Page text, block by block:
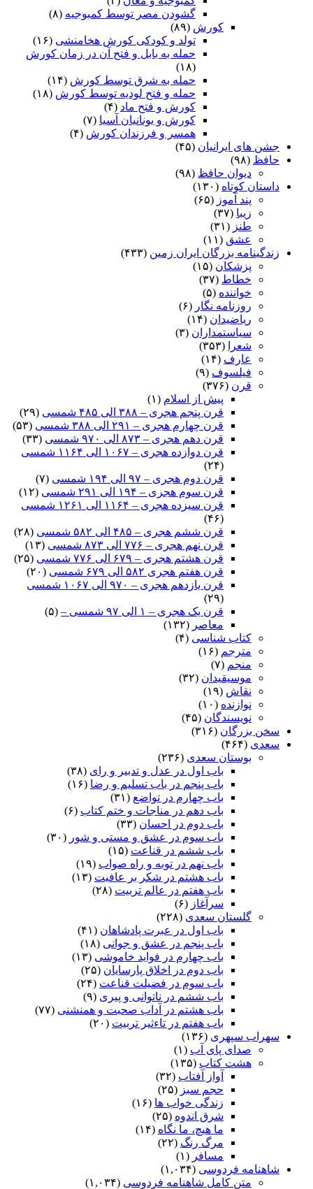
گشودن مصر توسط کمبوجیه (۸)
کورش (۸۹)
تولد و کودکی کورش هخامنشی (۱۶)
حمله به بابل و فتح آن در زمان کورش
(۱۸)
حمله به شرق توسط کورش (۱۴)
حمله و فتح لودیه توسط کورش (۱۸)
کورش و فتح ماد (۴)
کورش و یونانیان آسیا (۷)
همسر و فرزندان کورش (۴)
جشن های ایرانیان (۴۵)
حافظ (۹۸)
دیوان حافظ (۹۸)
داستان کوتاه (۱۳۰)
پند آموز (۶۵)
زیبا (۳۷)
طنز (۳۱)
عشق (۱۱)
زندگینامه بزرگان ایران زمین (۴۳۳)
پزشکان (۱۵)
خطاط (۳۷)
خواننده (۵)
روزنامه نگار (۶)
ریاضیدان (۱۴)
سیاستمداران (۳)
شعرا
(۳۵۳)
عارف (۱۴)
فیلسوف (۹)
قرن (۳۷۶)
پیش از اسلام (۱)
قرن پنجم هجری – ۳۸۸ الی ۴۸۵ شمسی
(۲۹)
قرن چهارم هجری – ۲۹۱ الی ۳۸۸ شمسی
(۵۳)
قرن دهم هجری – ۸۷۳ الی ۹۷۰ شمسی
(۳۳)
قرن دوازده هجری – ۱۰۶۷ الی ۱۱۶۴ شمسی
(۲۴)
قرن دوم هجری – ۹۷ الی ۱۹۴ شمسی
(۷)
قرن سوم هجری – ۱۹۴ الی ۲۹۱ شمسی
(۱۲)
قرن سیزده هجری – ۱۱۶۴ الی ۱۲۶۱ شمسی
(۴۶)
قرن ششم هجری – ۴۸۵ الی ۵۸۲ شمسی
(۲۸)
قرن نهم هجری – ۷۷۶ الی ۸۷۳ شمسی
(۱۳)
قرن هشتم هجری – ۶۷۹ الی ۷۷۶ شمسی
(۲۵)
قرن هفتم هجری ۵۸۲ الی ۶۷۹ شمسی
(۲۰)
قرن یازدهم هجری – ۹۷۰ الی ۱۰۶۷ شمسی
(۲۹)
قرن یک هجری – ۱ الی ۹۷ شمسی –
(۵)
معاصر (۱۳۲)
کتاب شناسی (۴)
مترجم (۱۶)
منجم (۷)
موسیقیدان (۳۲)
نقاش (۱۹)
نوازنده (۱۰)
نویسندگان (۴۵)
سخن بزرگان (۳۱۶)
سعدی (۴۶۴)
بوستان سعدی (۲۳۶)
باب اول در عدل و تدبیر و رای (۳۸)
باب پنجم در باب تسلیم و رضا (۱۶)
باب چهارم در تواضع (۳۱)
باب دهم در مناجات و ختم کتاب (۶)
باب دوم در احسان (۳۳)
باب سوم در عشق و مستی و شور (۳۰)
باب ششم در قناعت (۱۵)
باب نهم در توبه و راه صواب (۱۹)
باب هشتم در شکر بر عافیت (۱۳)
باب هفتم در عالم تربیت (۲۸)
سرآغاز (۶)
گلستان سعدی (۲۲۸)
باب اول در عبرت پادشاهان (۴۱)
باب پنجم در عشق و جوانى (۱۸)
باب چهارم در فواید خاموشى (۱۳)
باب دوم در اخلاق پارسایان (۲۵)
باب سوم در فضیلت قناعت (۲۴)
باب ششم در ناتوانى و پیرى (۹)
باب هشتم در آداب صحبت و همنشنى (۷۷)
باب هفتم در تاءثیر تربیت (۲۰)
سهراب سپهری (۱۳۶)
صدای پای آب (۱)
هشت کتاب (۱۳۵)
آواز آفتاب (۳۲)
حجم سبز (۲۵)
زندگی خواب ها (۱۶)
شرق اندوه (۲۵)
ما هیچ، ما نگاه (۱۴)
مرگ رنگ (۲۲)
مسافر (۱)
شاهنامه فردوسی (۱,۰۳۴)
متن کامل شاهنامه فردوسی (۱,۰۳۴)